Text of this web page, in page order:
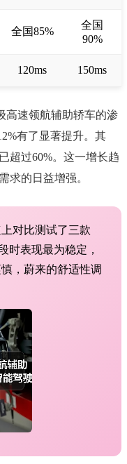
全国85%
全国
90%
120ms 150ms
高速领航辅助轿车的渗
有了显著提升。其
超过60%。这一增长趋
求的日益增强。
对比测试了三款
时表现最为稳定，
，蔚来的舒适性调